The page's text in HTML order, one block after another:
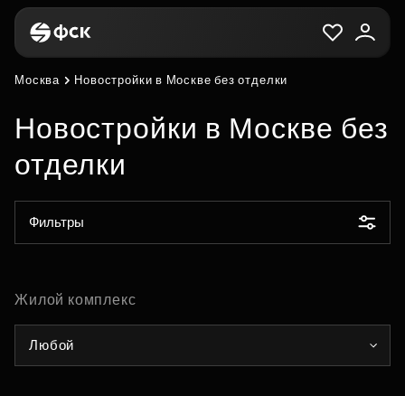
Москва Новостройки в Москве без отделки
Новостройки в Москве без
отделки
Фильтры
Жилой комплекс
Любой